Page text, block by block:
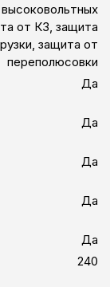
от КЗ, защита
защита от
переполюсовки
Да
Да
Да
Да
Да
240